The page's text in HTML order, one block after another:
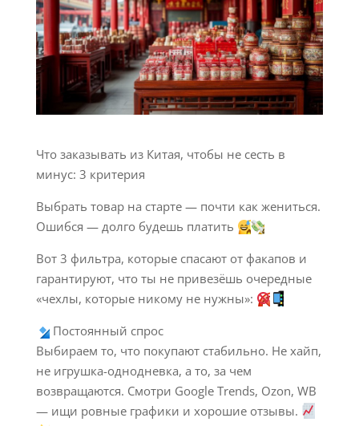
Что заказывать из Китая, чтобы не сесть в
минус: 3 критерия
Выбрать товар на старте — почти как жениться.
Ошибся — долго будешь платить
Вот 3 фильтра, которые спасают от факапов и
гарантируют, что ты не привезёшь очередные
«чехлы, которые никому не нужны»:
Постоянный спрос
Выбираем то, что покупают стабильно. Не хайп,
не игрушка-однодневка, а то, за чем
возвращаются. Смотри Google Trends, Ozon, WB
— ищи ровные графики и хорошие отзывы.